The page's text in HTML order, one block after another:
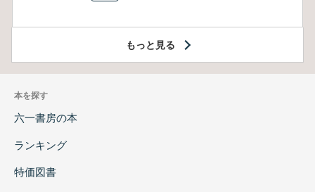
もっと見る
本を探す
六一書房の本
ランキング
特価図書